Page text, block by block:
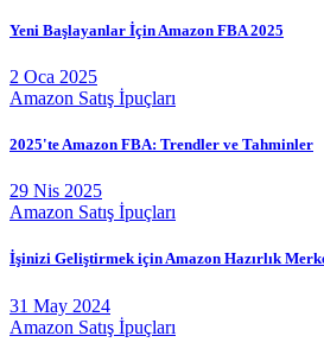
Yeni Başlayanlar İçin Amazon FBA 2025
2 Oca 2025
Amazon Satış İpuçları
2025'te Amazon FBA: Trendler ve Tahminler
29 Nis 2025
Amazon Satış İpuçları
İşinizi Geliştirmek için Amazon Hazırlık
31 May 2024
Amazon Satış İpuçları